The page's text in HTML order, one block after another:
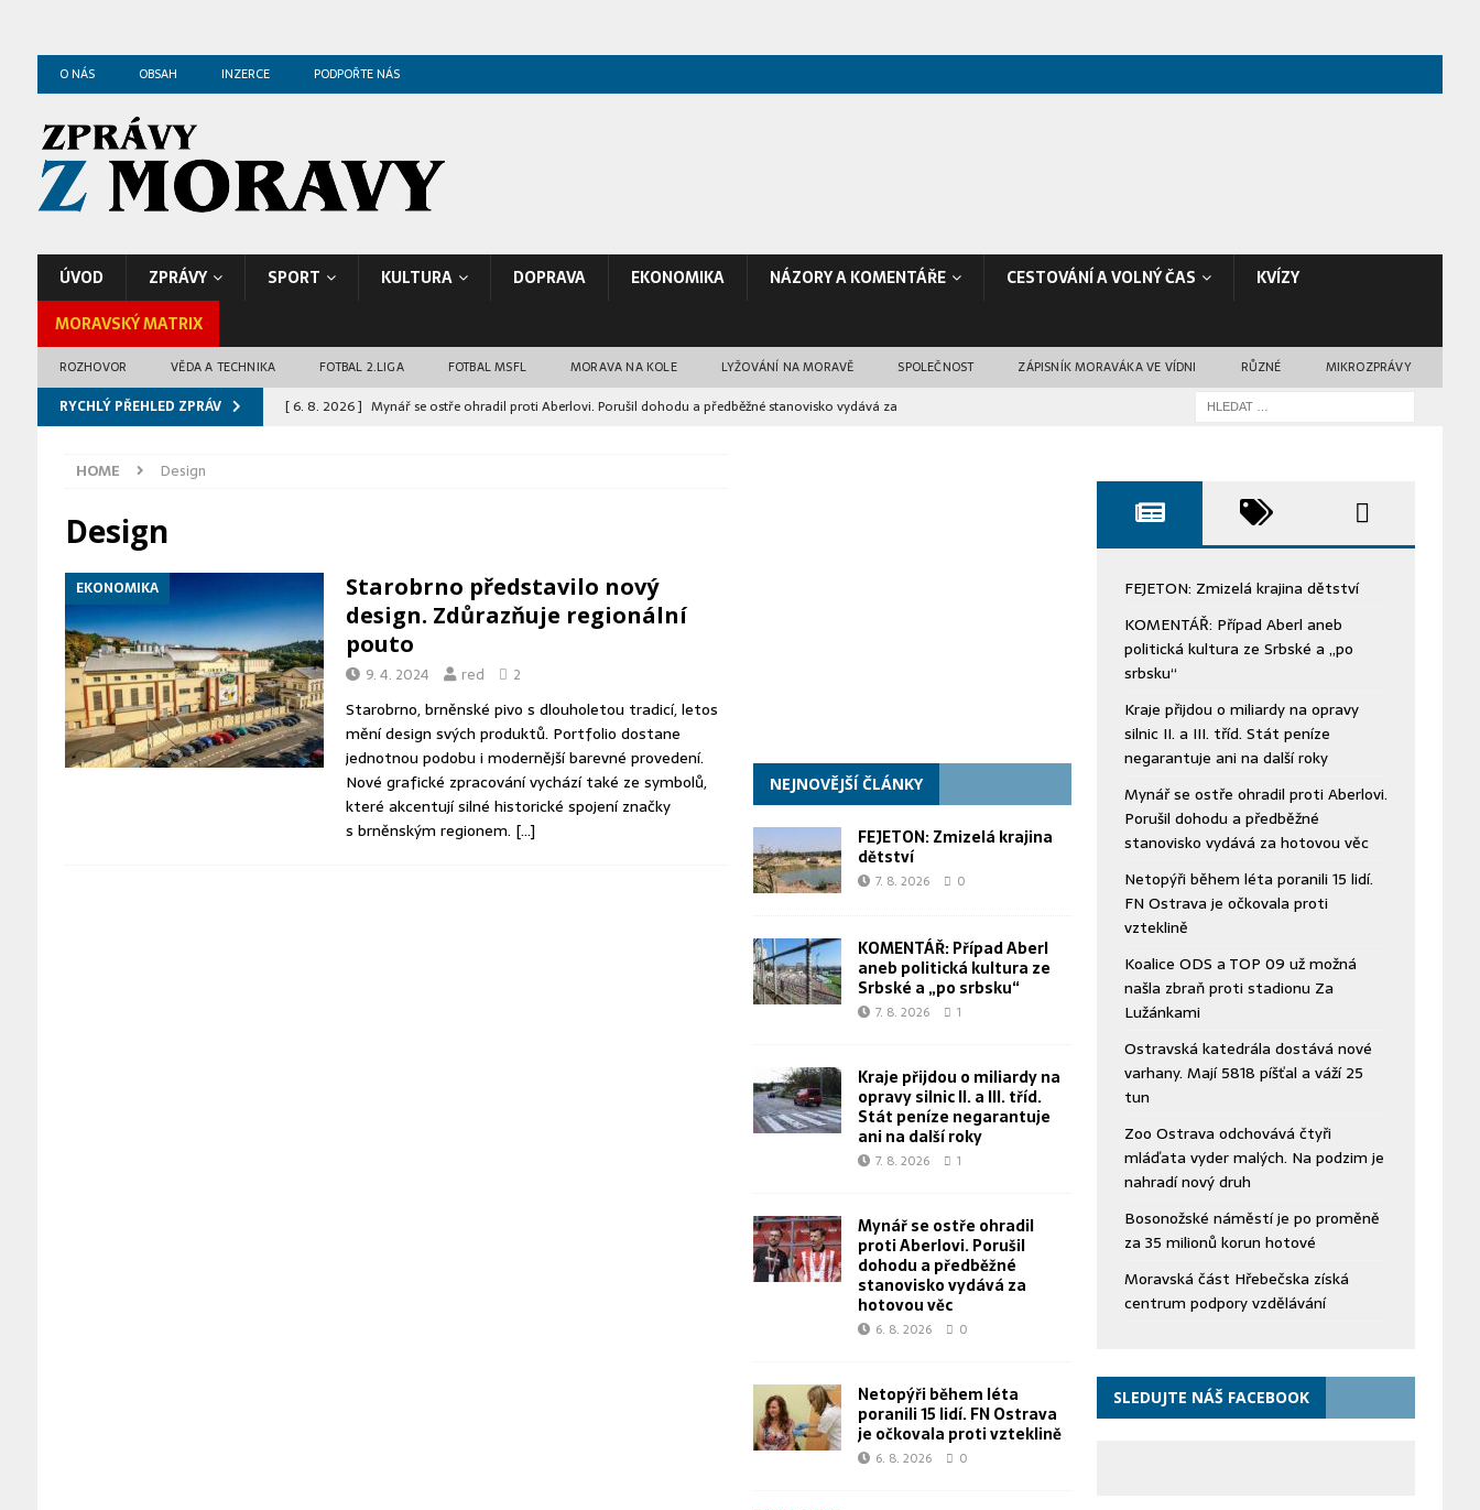
O NÁS OBSAH INZERCE PODPOŘTE NÁS
ÚVOD ZPRÁVY SPORT KULTURA DOPRAVA EKONOMIKA NÁZORY A KOMENTÁŘE CESTOVÁNÍ A VOLNÝ ČAS
KVÍZY
MORAVSKÝ MATRIX
ROZHOVOR VĚDA A TECHNIKA FOTBAL 2.LIGA FOTBAL MSFL MORAVA NA KOLE LYŽOVÁNÍ NA MORAVĚ SPOLEČNOST ZÁPISNÍK MORAVÁKA VE VÍDNI RŮZNÉ MIKROZPRÁVY
RYCHLÝ PŘEHLED ZPRÁV [ 6. 8. 2026 ] Mynář se ostře ohradil proti Aberlovi. Porušil dohodu a předběžné stanovisko vydává za
KOMENTÁŘE
[ 7. 8. 2026 ]
Kraje přijdou o miliardy na opravy silnic II. a III. tříd. Stát peníze negarantuje ani na další roky
DOPRAVA
HOME Design
Design
EKONOMIKA
Starobrno představilo nový
design. Zdůrazňuje regionální
pouto
9. 4. 2024 red 2
Starobrno, brněnské pivo s dlouholetou tradicí, letos
mění design svých produktů. Portfolio dostane
jednotnou podobu i modernější barevné provedení.
Nové grafické zpracování vychází také ze symbolů,
které akcentují silné historické spojení značky
s brněnským regionem. […]
NEJNOVĚJŠÍ ČLÁNKY
FEJETON: Zmizelá krajina
dětství
7. 8. 2026 0
KOMENTÁŘ: Případ Aberl
aneb politická kultura ze
Srbské a „po srbsku“
7. 8. 2026 1
Kraje přijdou o miliardy na
opravy silnic II. a III. tříd.
Stát peníze negarantuje
ani na další roky
7. 8. 2026 1
Mynář se ostře ohradil
proti Aberlovi. Porušil
dohodu a předběžné
stanovisko vydává za
hotovou věc
6. 8. 2026 0
Netopýři během léta
poranili 15 lidí. FN Ostrava
je očkovala proti vzteklině
6. 8. 2026 0
FEJETON: Zmizelá krajina dětství
KOMENTÁŘ: Případ Aberl aneb
politická kultura ze Srbské a „po
srbsku“
Kraje přijdou o miliardy na opravy
silnic II. a III. tříd. Stát peníze
negarantuje ani na další roky
Mynář se ostře ohradil proti Aberlovi.
Porušil dohodu a předběžné
stanovisko vydává za hotovou věc
Netopýři během léta poranili 15 lidí.
FN Ostrava je očkovala proti
vzteklině
Koalice ODS a TOP 09 už možná
našla zbraň proti stadionu Za
Lužánkami
Ostravská katedrála dostává nové
varhany. Mají 5818 píšťal a váží 25
tun
Zoo Ostrava odchovává čtyři
mláďata vyder malých. Na podzim je
nahradí nový druh
Bosonožské náměstí je po proměně
za 35 milionů korun hotové
Moravská část Hřebečska získá
centrum podpory vzdělávání
SLEDUJTE NÁŠ FACEBOOK